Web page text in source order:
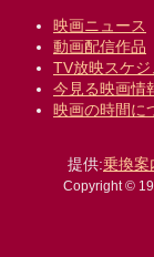
映画ニュース
動画配信作品
TV放映スケ
今見る映画情
映画の時間に
提供:乗換案
Copyright ©